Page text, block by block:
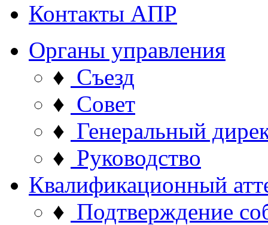
Контакты АПР
Органы управления
♦ Съезд
♦ Совет
♦ Генеральный
♦ Руководство
Квалификационный
♦ Подтверждение